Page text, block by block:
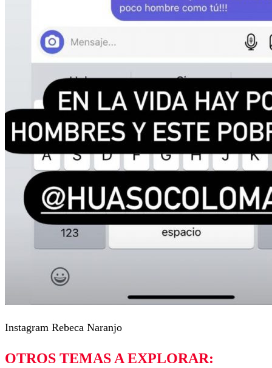
Instagram Rebeca Naranjo
OTROS TEMAS A EXPLORAR: